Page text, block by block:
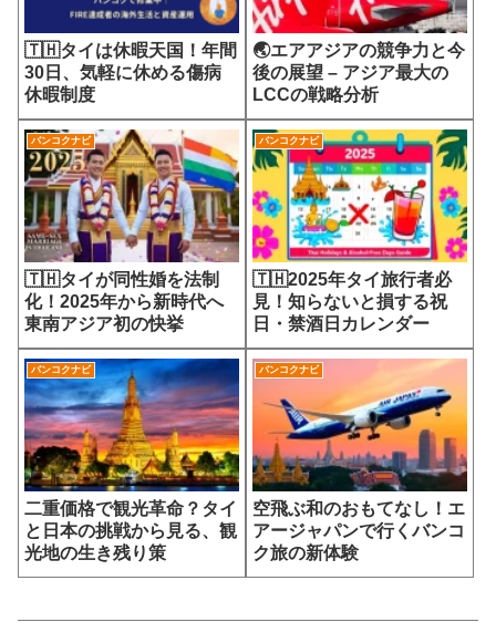
🇹🇭タイは休暇天国！年間
30日、気軽に休める傷病
休暇制度
🌏エアアジアの競争力と今
後の展望 – アジア最大の
LCCの戦略分析
バンコクナビ
🇹🇭タイが同性婚を法制
化！2025年から新時代へ
東南アジア初の快挙
バンコクナビ
🇹🇭2025年タイ旅行者必
見！知らないと損する祝
日・禁酒日カレンダー
バンコクナビ
二重価格で観光革命？タイ
と日本の挑戦から見る、観
光地の生き残り策
バンコクナビ
空飛ぶ和のおもてなし！エ
アージャパンで行くバンコ
ク旅の新体験